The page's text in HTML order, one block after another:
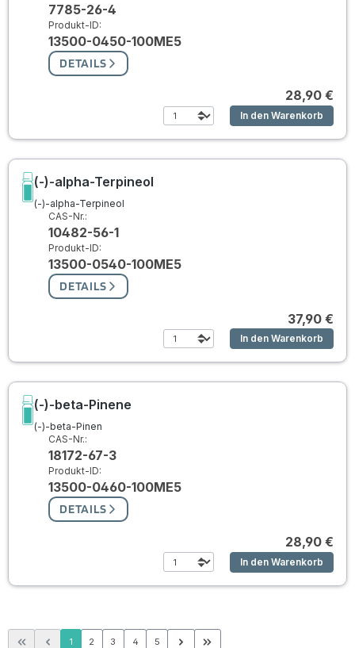
7785-26-4
Produkt-ID:
13500-0450-100ME5
DETAILS
28,90 €
In den Warenkorb
(-)-alpha-Terpineol
(-)-alpha-Terpineol
CAS-Nr.:
10482-56-1
Produkt-ID:
13500-0540-100ME5
DETAILS
37,90 €
In den Warenkorb
(-)-beta-Pinene
(-)-beta-Pinen
CAS-Nr.:
18172-67-3
Produkt-ID:
13500-0460-100ME5
DETAILS
28,90 €
In den Warenkorb
Seite
1 Seite
2 Seite
3 Seite
4 Seite
5